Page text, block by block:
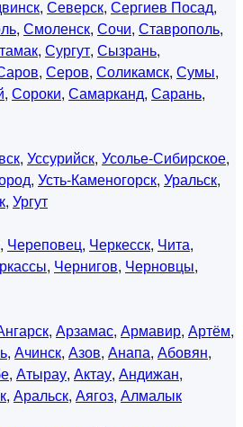
, Северск, Сергиев Посад,
, Смоленск, Сочи, Ставрополь,
, Сургут, Сызрань,
, Серов, Соликамск, Сумы,
, Сороки, Самарканд, Сарань,
, Уссурийск, Усолье-Сибирское,
, Усть-Каменогорск, Уральск,
, Ургут
, Череповец, Черкесск, Чита,
, Чернигов, Черновцы,
, Арзамас, Армавир, Артём,
, Ачинск, Азов, Анапа, Абовян,
, Атырау, Актау, Андижан,
, Аральск, Аягоз, Алмалык